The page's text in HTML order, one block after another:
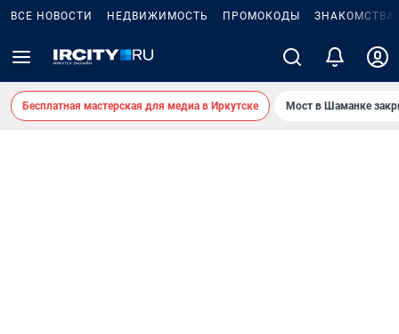
ВСЕ НОВОСТИ НЕДВИЖИМОСТЬ ПРОМОКОДЫ ЗНАКОМСТВА
Бесплатная мастерская для медиа в Иркутске Мост в Шаманке